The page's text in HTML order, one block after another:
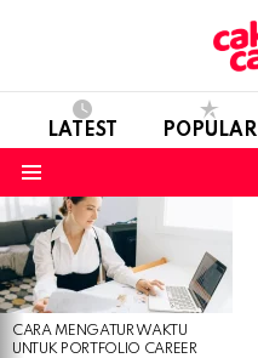
LATEST POPULAR
LATEST
STORIES
CARA MENGATUR WAKTU
UNTUK PORTFOLIO CAREER